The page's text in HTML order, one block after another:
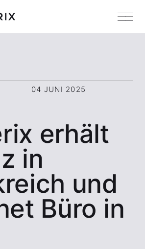
04 JUNI 2025
erhält
in
und
Büro in